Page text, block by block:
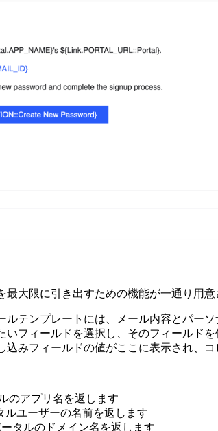
大限に引き出すための機能が一通り用
テンプレートには、メール内容とパー
フィールドを選択し、そのフィールド
みフィールドの値がここに表示され、コ
のアプリ名を返します
ユーザーの名前を返します
タルのドメイン名を返します